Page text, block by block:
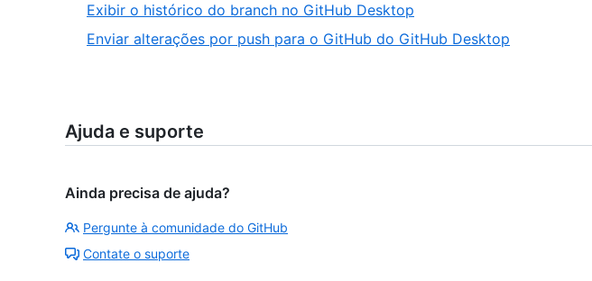
Exibir o histórico do branch no GitHub Desktop
Enviar alterações por push para o GitHub do GitHub Desktop
Ajuda e suporte
Ainda precisa de ajuda?
Pergunte à comunidade do GitHub
Contate o suporte